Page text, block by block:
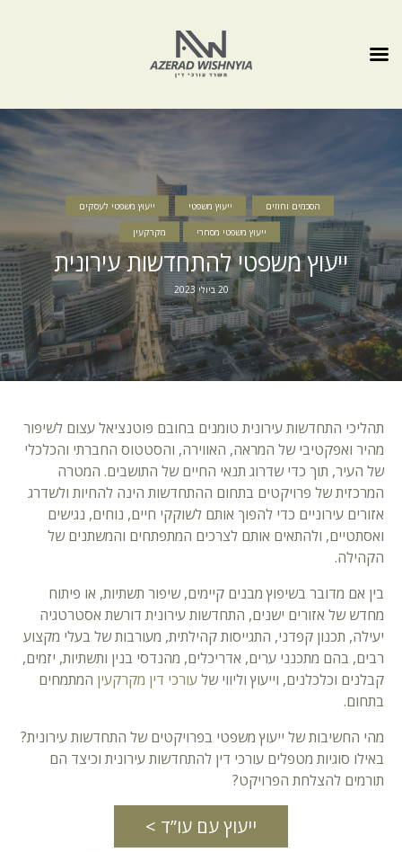
הסכמים וחוזים ייעוץ משפטי ייעוץ משפטי לעסקים
ייעוץ משפטי מסחרי מקרקעין
ייעוץ משפטי להתחדשות עירונית
20 ביולי 2023
תהליכי התחדשות עירונית טומנים בחובם פוטנציאל עצום לשיפור
מהיר ואפקטיבי של המראה, האווירה, והסטטוס החברתי והכלכלי
של העיר, תוך כדי שדרוג תנאי החיים של התושבים. המטרה
המרכזית של פרויקטים בתחום ההתחדשות הינה להחיות ולשדרג
אזורים עירוניים כדי להפוך אותם לשוקקי חיים, נוחים, נגישים
ואסתטיים, ולהתאים אותם לצרכים המתפתחים והמשתנים של
הקהילה.
בין אם מדובר בשיפוץ מבנים קיימים, שיפור תשתיות, או פיתוח
מחדש של אזורים ישנים, התחדשות עירונית דורשת אסטרטגיה
יעילה, תכנון קפדני, התגייסות קהילתית, מעורבות של בעלי מקצוע
רבים, בהם מתכנני ערים, אדריכלים, מהנדסי בנין ותשתיות, יזמים,
קבלנים וכלכלנים, וייעוץ וליווי שלעורכי דין מקרקעין המתמחים
בתחום.
מהי החשיבות של ייעוץ משפטי בפרויקטים של התחדשות עירונית?
באילו סוגיות מטפלים עורכי דין להתחדשות עירונית וכיצד הם
תורמים להצלחת הפרויקט?
ייעוץ עם עו”ד >